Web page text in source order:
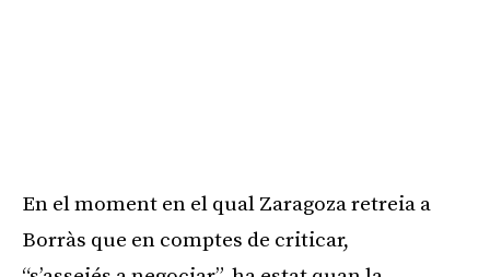
En el moment en el qual Zaragozaretreia a
Borràs que en comptes de criticar,